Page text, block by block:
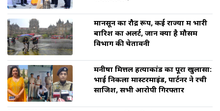
मानसून का रौद्र रूप, कई राज्यों में भारी
बारिश का अलर्ट, जानें क्या है मौसम
विभाग की चेतावनी
मनीषा मित्तल हत्याकांड का पूरा खुलासा:
भाई निकला मास्टरमाइंड, पार्टनर ने रची
साजिश, सभी आरोपी गिरफ्तार